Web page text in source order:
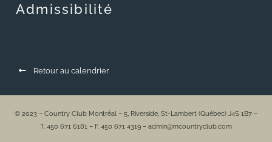
Admissibilité
Retour au calendrier
© 2023 – Country Club Montréal – 5, Riverside, St-Lambert (Québec) J4S 1B7 –
T. 450 671 6181 – F. 450 671 4319 – admin@mcountryclub.com